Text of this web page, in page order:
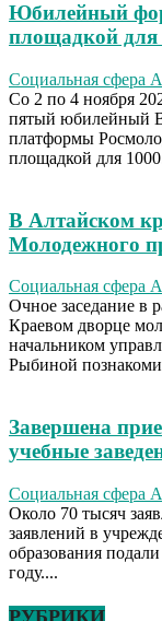
Юбилейный
площадкой для
Социальная сфера
Со 2 по 4 ноября
пятый юбилейный
платформы
площадкой для
В Алтайском
Молодежного
Социальная сфера
Очное заседание в
Краевом дворце
начальником
Рыбиной
Завершена
учебные
Социальная сфера
Около 70 тысяч
заявлений в
образования
году....